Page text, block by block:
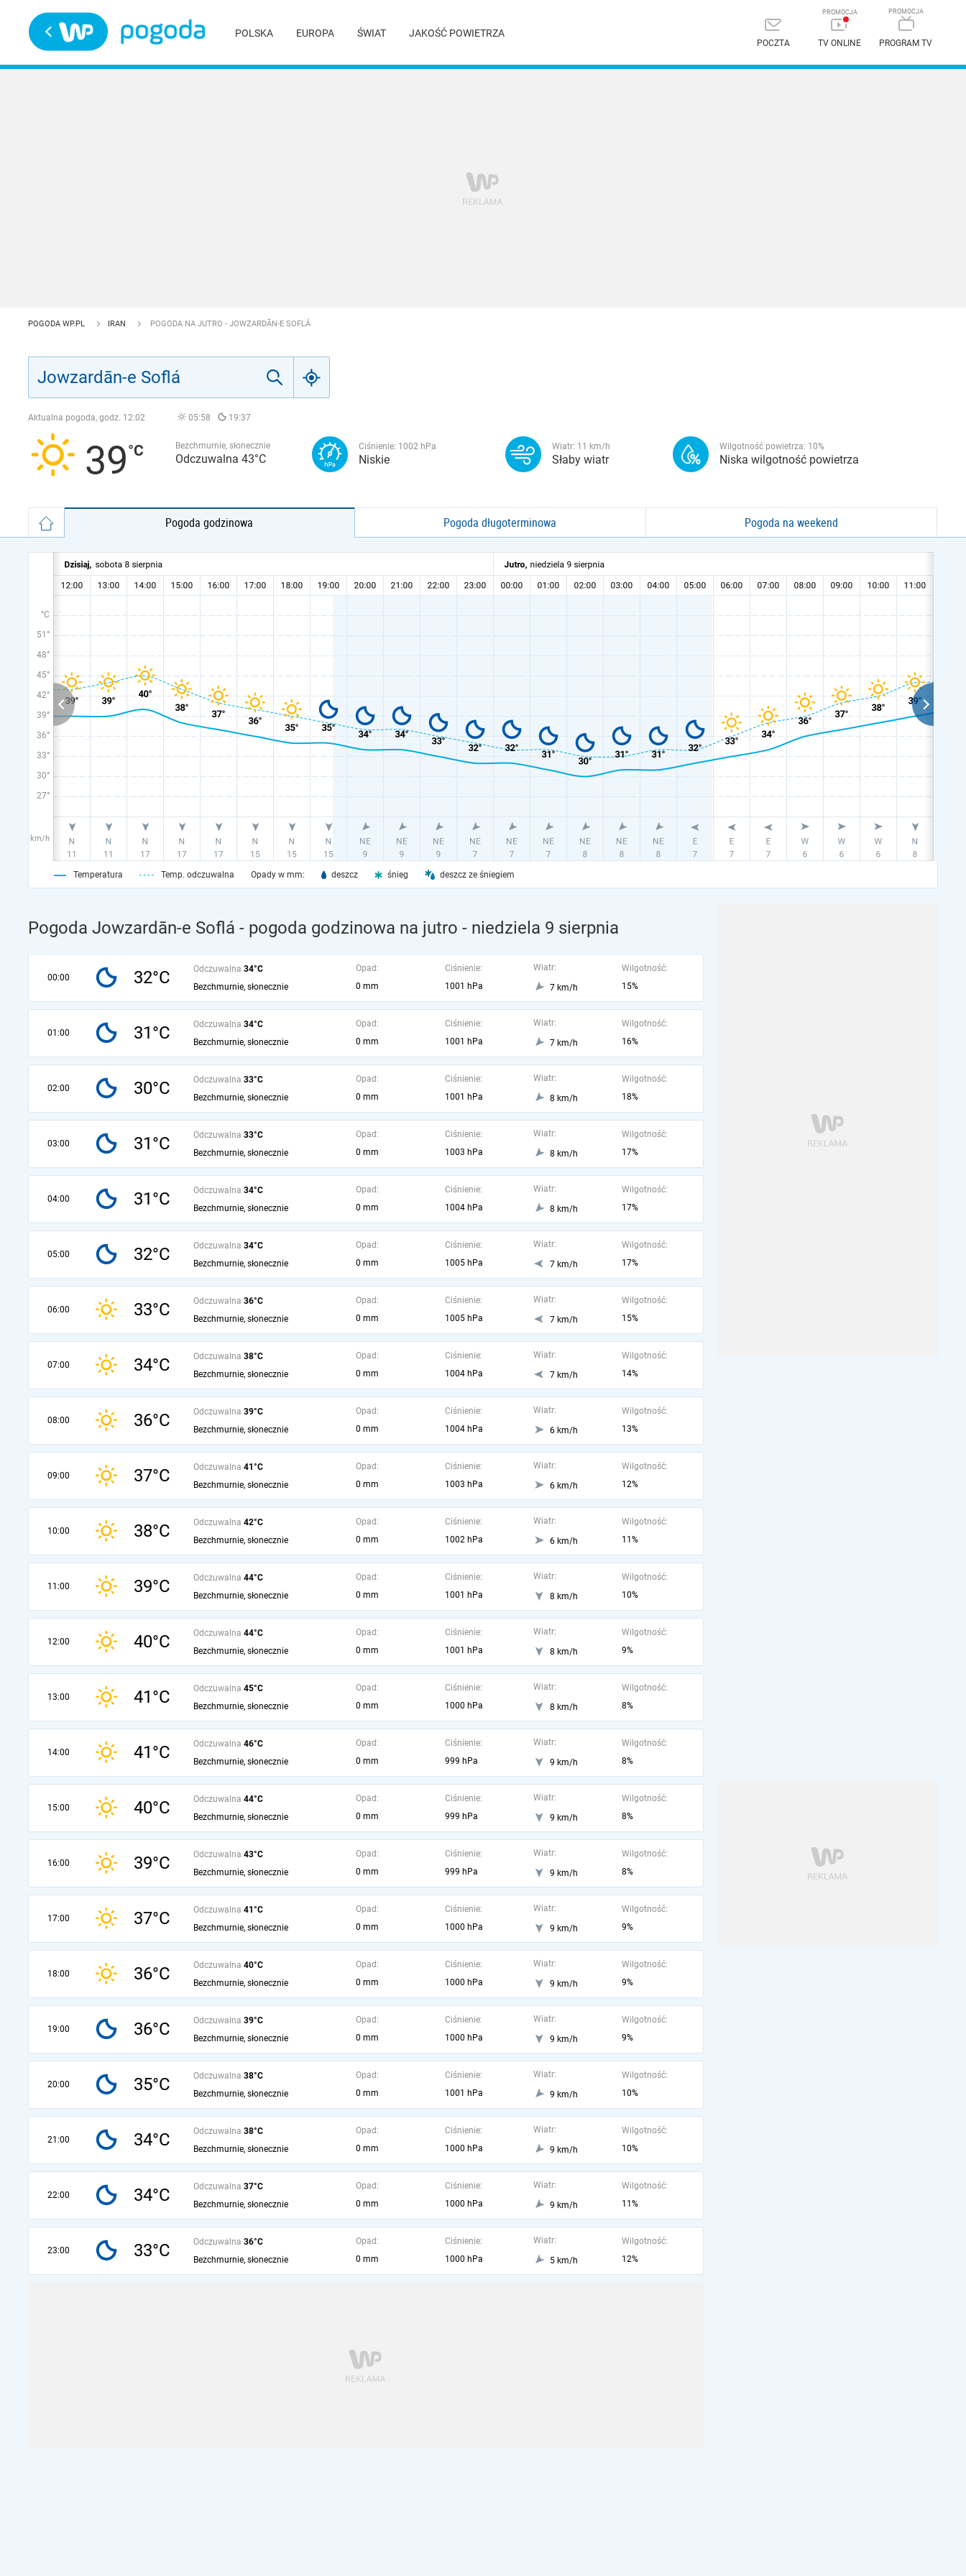
POLSKA EUROPA ŚWIAT JAKOŚĆ POWIETRZA
POCZTA TV ONLINE PROGRAM TV
POGODA WP.PL IRAN POGODA NA JUTRO - JOWZARDĀN-E SOFLÁ
Aktualna pogoda, godz. 12:02 05:58 19:37
39 Bezchmurnie, słonecznie
Odczuwalna 43°C
Ciśnienie: 1002 hPa
Niskie
Wiatr: 11 km/h
Słaby wiatr
Wilgotność powietrza: 10%
Niska wilgotność powietrza
Pogoda godzinowa Pogoda długoterminowa Pogoda na weekend
°C
51°
48°
45°
42°
39°
36°
33°
30°
27°
km/h
Temperatura Temp. odczuwalna Opady w mm: deszcz śnieg deszcz ze śniegiem
Pogoda Jowzardān-e Soflá - pogoda godzinowa na jutro - niedziela 9 sierpnia
00:00 32°C Odczuwalna 34°C
Bezchmurnie, słonecznie
Opad:
0 mm
Ciśnienie:
1001 hPa
Wiatr:
7 km/h
Wilgotność:
15%
01:00 31°C Odczuwalna 34°C
Bezchmurnie, słonecznie
Opad:
0 mm
Ciśnienie:
1001 hPa
Wiatr:
7 km/h
Wilgotność:
16%
02:00 30°C Odczuwalna 33°C
Bezchmurnie, słonecznie
Opad:
0 mm
Ciśnienie:
1001 hPa
Wiatr:
8 km/h
Wilgotność:
18%
03:00 31°C Odczuwalna 33°C
Bezchmurnie, słonecznie
Opad:
0 mm
Ciśnienie:
1003 hPa
Wiatr:
8 km/h
Wilgotność:
17%
04:00 31°C Odczuwalna 34°C
Bezchmurnie, słonecznie
Opad:
0 mm
Ciśnienie:
1004 hPa
Wiatr:
8 km/h
Wilgotność:
17%
05:00 32°C Odczuwalna 34°C
Bezchmurnie, słonecznie
Opad:
0 mm
Ciśnienie:
1005 hPa
Wiatr:
7 km/h
Wilgotność:
17%
06:00 33°C Odczuwalna 36°C
Bezchmurnie, słonecznie
Opad:
0 mm
Ciśnienie:
1005 hPa
Wiatr:
7 km/h
Wilgotność:
15%
07:00 34°C Odczuwalna 38°C
Bezchmurnie, słonecznie
Opad:
0 mm
Ciśnienie:
1004 hPa
Wiatr:
7 km/h
Wilgotność:
14%
08:00 36°C Odczuwalna 39°C
Bezchmurnie, słonecznie
Opad:
0 mm
Ciśnienie:
1004 hPa
Wiatr:
6 km/h
Wilgotność:
13%
09:00 37°C Odczuwalna 41°C
Bezchmurnie, słonecznie
Opad:
0 mm
Ciśnienie:
1003 hPa
Wiatr:
6 km/h
Wilgotność:
12%
10:00 38°C Odczuwalna 42°C
Bezchmurnie, słonecznie
Opad:
0 mm
Ciśnienie:
1002 hPa
Wiatr:
6 km/h
Wilgotność:
11%
11:00 39°C Odczuwalna 44°C
Bezchmurnie, słonecznie
Opad:
0 mm
Ciśnienie:
1001 hPa
Wiatr:
8 km/h
Wilgotność:
10%
12:00 40°C Odczuwalna 44°C
Bezchmurnie, słonecznie
Opad:
0 mm
Ciśnienie:
1001 hPa
Wiatr:
8 km/h
Wilgotność:
9%
13:00 41°C Odczuwalna 45°C
Bezchmurnie, słonecznie
Opad:
0 mm
Ciśnienie:
1000 hPa
Wiatr:
8 km/h
Wilgotność:
8%
14:00 41°C Odczuwalna 46°C
Bezchmurnie, słonecznie
Opad:
0 mm
Ciśnienie:
999 hPa
Wiatr:
9 km/h
Wilgotność:
8%
15:00 40°C Odczuwalna 44°C
Bezchmurnie, słonecznie
Opad:
0 mm
Ciśnienie:
999 hPa
Wiatr:
9 km/h
Wilgotność:
8%
16:00 39°C Odczuwalna 43°C
Bezchmurnie, słonecznie
Opad:
0 mm
Ciśnienie:
999 hPa
Wiatr:
9 km/h
Wilgotność:
8%
17:00 37°C Odczuwalna 41°C
Bezchmurnie, słonecznie
Opad:
0 mm
Ciśnienie:
1000 hPa
Wiatr:
9 km/h
Wilgotność:
9%
18:00 36°C Odczuwalna 40°C
Bezchmurnie, słonecznie
Opad:
0 mm
Ciśnienie:
1000 hPa
Wiatr:
9 km/h
Wilgotność:
9%
19:00 36°C Odczuwalna 39°C
Bezchmurnie, słonecznie
Opad:
0 mm
Ciśnienie:
1000 hPa
Wiatr:
9 km/h
Wilgotność:
9%
20:00 35°C Odczuwalna 38°C
Bezchmurnie, słonecznie
Opad:
0 mm
Ciśnienie:
1001 hPa
Wiatr:
9 km/h
Wilgotność:
10%
21:00 34°C Odczuwalna 38°C
Bezchmurnie, słonecznie
Opad:
0 mm
Ciśnienie:
1000 hPa
Wiatr:
9 km/h
Wilgotność:
10%
22:00 34°C Odczuwalna 37°C
Bezchmurnie, słonecznie
Opad:
0 mm
Ciśnienie:
1000 hPa
Wiatr:
9 km/h
Wilgotność:
11%
23:00 33°C Odczuwalna 36°C
Bezchmurnie, słonecznie
Opad:
0 mm
Ciśnienie:
1000 hPa
Wiatr:
5 km/h
Wilgotność:
12%